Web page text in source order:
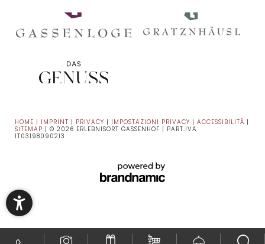
HOME | IMPRINT | PRIVACY | IMPOSTAZIONI PRIVACY | ACCESSIBILITÀ |
SITEMAP | © 2026 ERLEBNISORT GASSENHOF | PART.IVA:
IT03198090213